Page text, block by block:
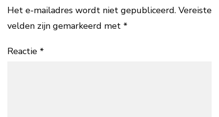
Het e-mailadres wordt niet gepubliceerd. Vereiste
velden zijn gemarkeerd met *
Reactie *